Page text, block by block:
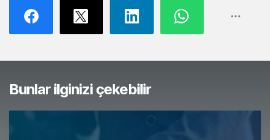
Bunlar ilginizi çekebilir